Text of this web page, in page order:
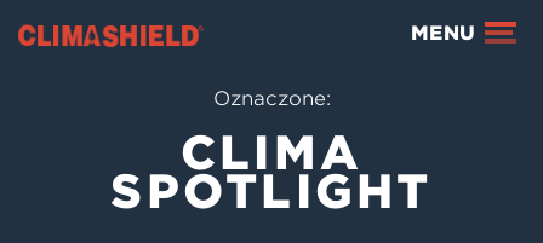
Climashield® MENU
Oznaczone:
CLIMA
SPOTLIGHT